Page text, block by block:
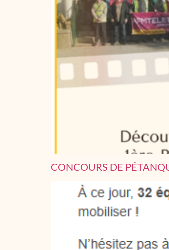
CONCOURS DE